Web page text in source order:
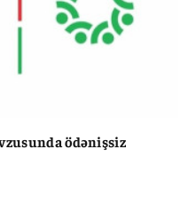
ödənişsiz